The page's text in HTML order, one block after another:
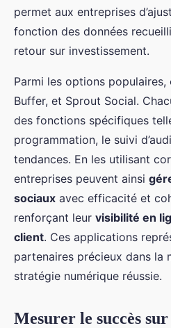
permet aux entreprises
fonction des données
retour sur investissement.
Parmi les options
Buffer, et Sprout Social.
des fonctions spécifiques
programmation, le suivi
tendances. En les utilisant
entreprises peuvent ainsi
sociaux avec efficacité et
renforçant leur visibilité en
client. Ces applications
partenaires précieux dans la
stratégie numérique réussie.
Mesurer le succès